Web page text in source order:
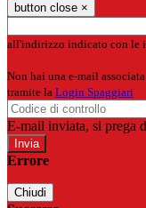
button close ×
all'indirizzo indicato con le
Non hai una e-mail
tramite la Login Spaggiari
E-mail inviata, si prega
Errore
Chiudi